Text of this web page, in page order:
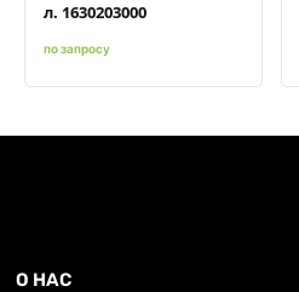
л. 1630203000
по запросу
О НАС